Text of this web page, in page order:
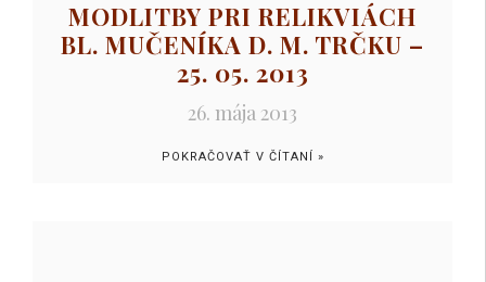
MODLITBY PRI RELIKVIÁCH
BL. MUČENÍKA D. M. TRČKU –
25. 05. 2013
26. mája 2013
POKRAČOVAŤ V ČÍTANÍ »